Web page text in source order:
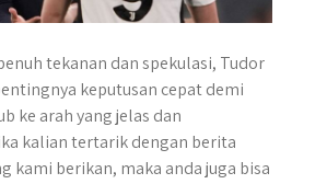
tekanan dan spekulasi, Tudor
keputusan cepat demi
ke arah yang jelas dan
kalian tertarik dengan berita
kami berikan, maka anda juga bisa